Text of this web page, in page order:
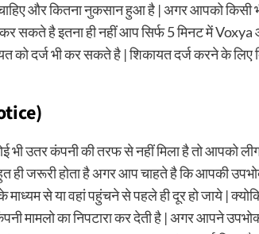
और कितना नुकसान हुआ है | अगर आपको किसी
सकते है इतना ही नहीं आप सिर्फ 5 मिनट में
दर्ज भी कर सकते है | शिकायत दर्ज करने के लिए
उतर कंपनी की तरफ से नहीं मिला है तो आपको
ही जरूरी होता है अगर आप चाहते है कि आपकी
से या वहां पहुंचने से पहले ही दूर हो जाये |
मामलो का निपटारा कर देती है | अगर आपने